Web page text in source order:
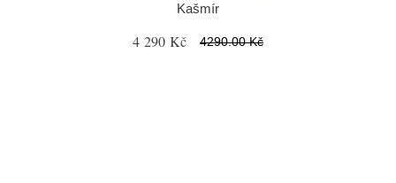
Kašmír
4 290 Kč 4290.00 Kč